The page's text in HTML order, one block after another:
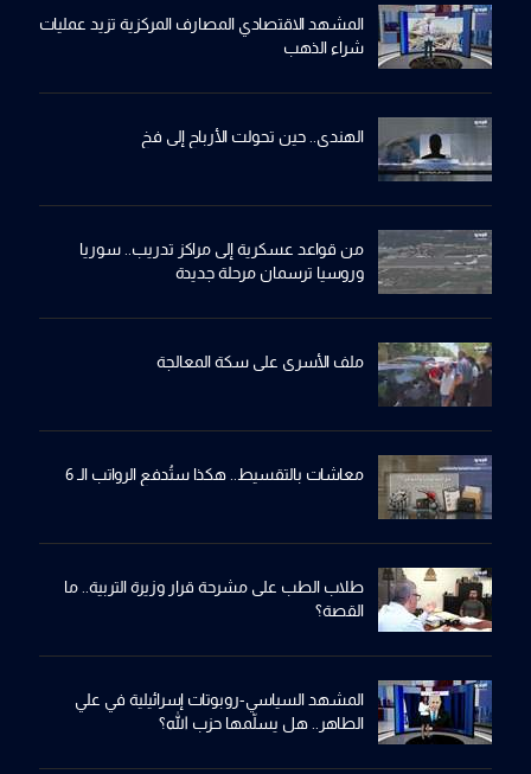
المشهد الاقتصادي المصارف المركزية تزيد عمليات
شراء الذهب
الهندي.. حين تحولت الأرباح إلى فخ
من قواعد عسكرية إلى مراكز تدريب.. سوريا
وروسيا ترسمان مرحلة جديدة
ملف الأسرى على سكة المعالجة
معاشات بالتقسيط.. هكذا ستُدفع الرواتب الـ 6
طلاب الطب على مشرحة قرار وزيرة التربية.. ما
القصة؟
المشهد السياسي-روبوتات إسرائيلية في علي
الطاهر.. هل يسلّمها حزب الله؟